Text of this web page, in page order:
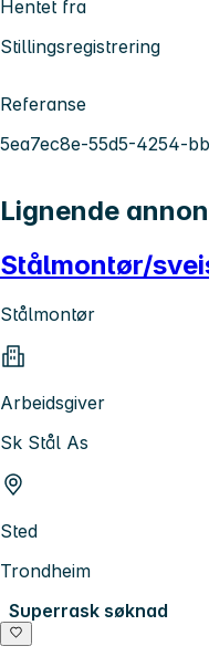
Hentet fra
Stillingsregistrering
Referanse
5ea7ec8e-55d5-4254-
Lignende
Stålmontør/
Stålmontør
Arbeidsgiver
Sk Stål As
Sted
Trondheim
Superrask søknad